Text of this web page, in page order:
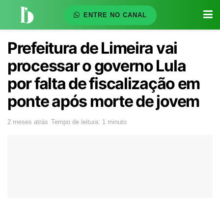
ENTRE NO CANAL
Prefeitura de Limeira vai
processar o governo Lula
por falta de fiscalização em
ponte após morte de jovem
2 meses atrás Tempo de leitura: 1 minuto